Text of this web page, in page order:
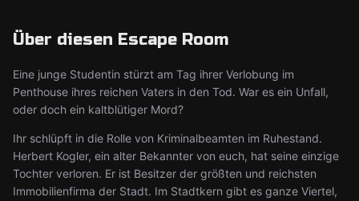
Über diesen Escape Room
Eine junge Studentin stürzt am Tag ihrer Verlobung im
Penthouse ihres reichen Vaters in den Tod. War es ein Unfall,
oder doch ein kaltblütiger Mord?
Ihr schlüpft in die Rolle von Kriminalbeamten im Ruhestand.
Herbert Kogler, ein alter Bekannter von euch, hat seine einzige
Tochter verloren. Er ist Besitzer der größten und reichsten
Immobilienfirma der Stadt. Im Stadtkern gibt es ganze Viertel,